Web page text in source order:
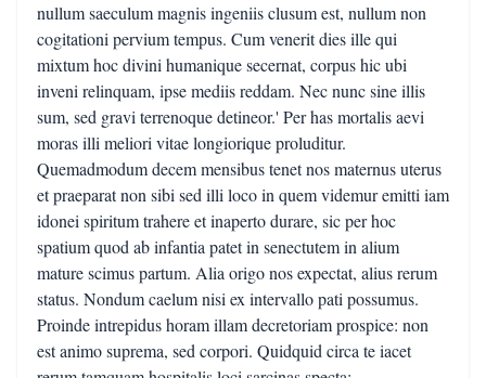
nullum saeculum magnis ingeniis clusum est, nullum non
cogitationi pervium tempus. Cum venerit dies ille qui
mixtum hoc divini humanique secernat, corpus hic ubi
inveni relinquam, ipse mediis reddam. Nec nunc sine illis
sum, sed gravi terrenoque detineor.' Per has mortalis aevi
moras illi meliori vitae longiorique proluditur.
Quemadmodum decem mensibus tenet nos maternus uterus
et praeparat non sibi sed illi loco in quem videmur emitti iam
idonei spiritum trahere et inaperto durare, sic per hoc
spatium quod ab infantia patet in senectutem in alium
mature scimus partum. Alia origo nos expectat, alius rerum
status. Nondum caelum nisi ex intervallo pati possumus.
Proinde intrepidus horam illam decretoriam prospice: non
est animo suprema, sed corpori. Quidquid circa te iacet